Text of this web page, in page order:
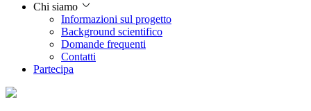
Chi siamo
Informazioni sul progetto
Background scientifico
Domande frequenti
Contatti
Partecipa